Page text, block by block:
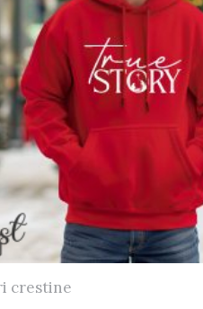
crestine